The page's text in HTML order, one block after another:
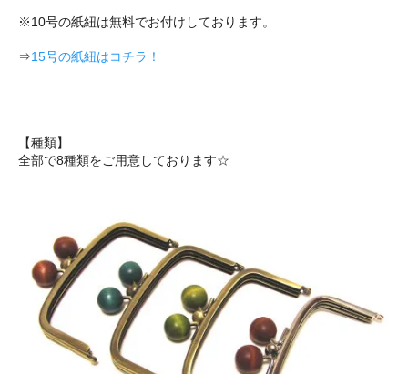
※10号の紙紐は無料でお付けしております。
⇒15号の紙紐はコチラ！
【種類】
全部で8種類をご用意しております☆